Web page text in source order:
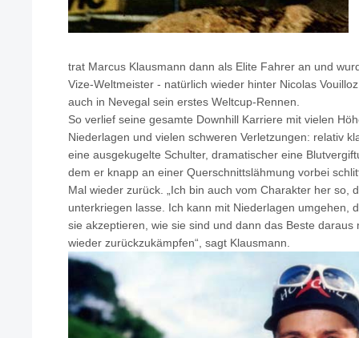
trat Marcus Klausmann dann als Elite Fahrer an und
Vize-Weltmeister - natürlich wieder hinter Nicolas
auch in Nevegal sein erstes Weltcup-Rennen.
So verlief seine gesamte Downhill Karriere mit vielen
Niederlagen und vielen schweren Verletzungen: relativ
eine ausgekugelte Schulter, dramatischer eine
dem er knapp an einer Querschnittslähmung vorbei
Mal wieder zurück. „Ich bin auch vom Charakter her so,
unterkriegen lasse. Ich kann mit Niederlagen umgehen,
sie akzeptieren, wie sie sind und dann das Beste
wieder zurückzukämpfen“, sagt Klausmann.